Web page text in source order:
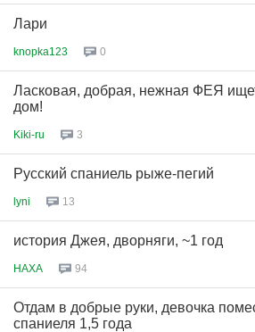
Лари
knopka123 0
Ласковая, добрая, нежная ФЕЯ
дом!
Kiki-ru 3
Русский спаниель рыже-пегий
lyni 13
история Джея, дворняги, ~1 год
HAXA 94
Отдам в добрые руки, девочка
спаниеля 1,5 года